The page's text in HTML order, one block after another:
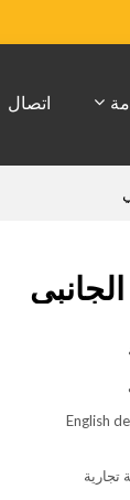
اتصال
English
تجارية